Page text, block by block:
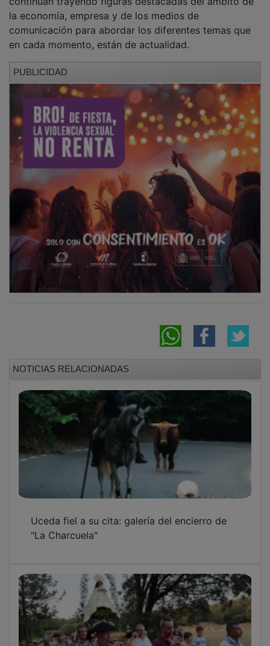
la economía, empresa y de los medios de
comunicación para abordar los diferentes temas que
en cada momento, están de actualidad.
"La Charcuela"